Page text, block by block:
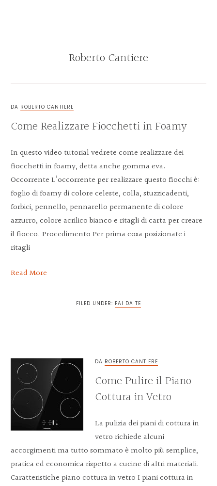
Roberto Cantiere
ROBERTO
CANTIERE
DA ROBERTO CANTIERE
Come Realizzare Fiocchetti in Foamy
In questo video tutorial vedrete come realizzare dei
fiocchetti in foamy, detta anche gomma eva.
Occorrente L’occorrente per realizzare questo fiocchi è:
foglio di foamy di colore celeste, colla, stuzzicadenti,
forbici, pennello, pennarello permanente di colore
azzurro, colore acrilico bianco e ritagli di carta per creare
il fiocco. Procedimento Per prima cosa posizionate i
ritagli
Read More
FILED UNDER: FAI DA TE
DA ROBERTO CANTIERE
Come Pulire il Piano
Cottura in Vetro
La pulizia dei piani di cottura in
vetro richiede alcuni
accorgimenti ma tutto sommato è molto più semplice,
pratica ed economica rispetto a cucine di altri materiali.
Caratteristiche piano cottura in vetro I piani cottura in